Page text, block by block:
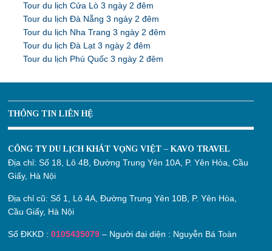
Tour du lịch Cửa Lò 3 ngày 2 đêm
Tour du lịch Đà Nẵng 3 ngày 2 đêm
Tour du lịch Nha Trang 3 ngày 2 đêm
Tour du lịch Đà Lạt 3 ngày 2 đêm
Tour du lịch Phú Quốc 3 ngày 2 đêm
THÔNG TIN LIÊN HỆ
CÔNG TY DU LỊCH KHÁT VỌNG VIỆT – KAVO TRAVEL
Địa chỉ:Số 18, Lô 4B, Đường Trung Yên 10A, P. Yên Hòa, Cầu
Giấy, Hà Nội
Địa chỉ cũ:Số 1, Lô 4A, Đường Trung Yên 10B, P. Yên Hòa,
Cầu Giấy, Hà Nội
Số ĐKKD :0105435079 – Người đại diện : Nguyễn Bá Toàn